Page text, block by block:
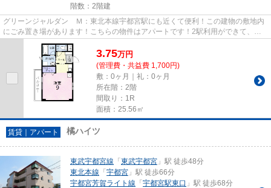
階数：2階建
グリーンジャルダン Ｍ：東北本線宇都宮駅にも近くて便利！この建物の敷地内
にごみ置き場があります！こちらの物件はアパートです！2駅利用ができて、電
車での移動に役立つ物件です！...
3.75万円
(管理費・共益費 1,700円)
敷：0ヶ月｜礼：0ヶ月
所在階：2階
間取り：1R
面積：25.56㎡
賃貸｜アパート 橘ハイツ
東武宇都宮線 「 東武宇都宮 」駅 徒歩48分
東北本線 「 宇都宮 」駅 徒歩66分
宇都宮芳賀ライト線 「 宇都宮駅東口 」駅 徒歩68分